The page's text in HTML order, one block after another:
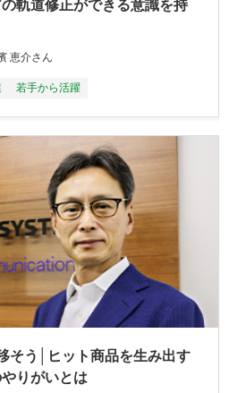
軌道修正ができる意識を持
恵介さん
若手から活躍
そう│ヒット商品を生み出す
りがいとは